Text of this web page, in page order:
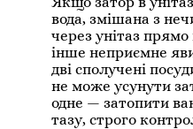
вода, змішана з
через унітаз
інше неприємне
дві сполучені
не може усунути
одне — затопити
тазу, строго